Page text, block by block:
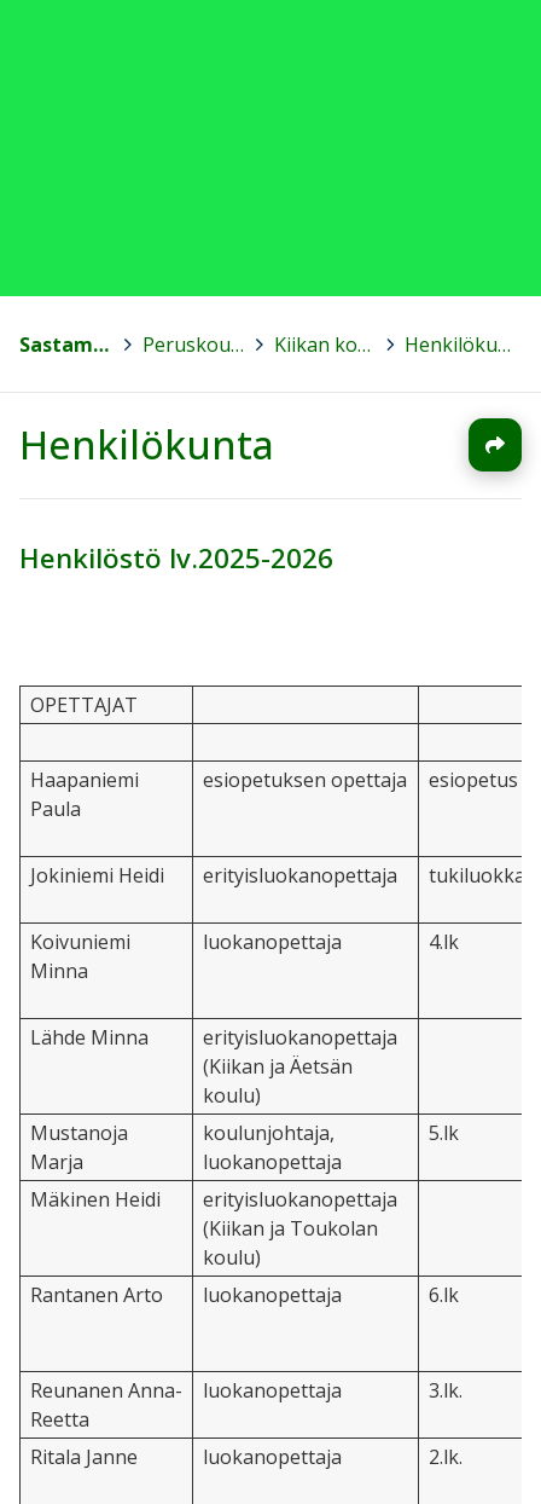
Sastamala > Peruskoulut Kiikan koulu > Henkilökunta
Henkilökunta
Henkilöstö lv.2025-2026
OPETTAJAT
Haapaniemi
Paula
esiopetuksen opettaja esiopetus
Jokiniemi Heidi erityisluokanopettaja tukiluokka
Koivuniemi
Minna
luokanopettaja 4.lk
Lähde Minna
erityisluokanopettaja
(Kiikan ja Äetsän
koulu)
Mustanoja
Marja
koulunjohtaja,
luokanopettaja
5.lk
Mäkinen Heidi
erityisluokanopettaja
(Kiikan ja Toukolan
koulu)
Rantanen Arto
luokanopettaja 6.lk
Reunanen Anna-
Reetta
luokanopettaja 3.lk.
Ritala Janne luokanopettaja 2.lk.